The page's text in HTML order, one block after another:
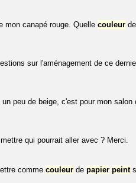
mon canapé rouge. Quelle couleur
sur l'aménagement de ce
peu de beige, c'est pour mon salon
qui pourrait aller avec ? Merci.
comme couleur de papier peint